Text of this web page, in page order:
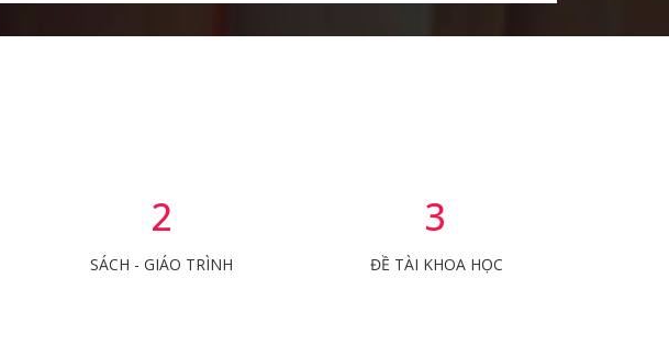
2
SÁCH - GIÁO TRÌNH
3
ĐỀ TÀI KHOA HỌC